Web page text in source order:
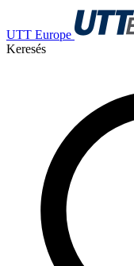
UTT Europe
Keresés